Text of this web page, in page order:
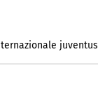
juventus